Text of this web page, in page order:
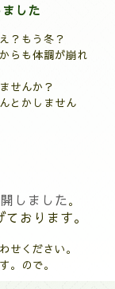
した
？もう冬？
らも体調が崩れ
せんか？
とかしません
しました。
おります。
せください。
。ので。